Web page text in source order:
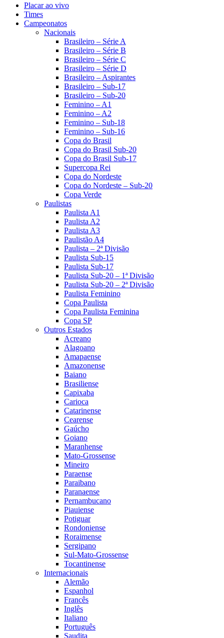
Placar ao vivo
Times
Campeonatos
Nacionais
Brasileiro – Série A
Brasileiro – Série B
Brasileiro – Série C
Brasileiro – Série D
Brasileiro – Aspirantes
Brasileiro – Sub-17
Brasileiro – Sub-20
Feminino – A1
Feminino – A2
Feminino – Sub-18
Feminino – Sub-16
Copa do Brasil
Copa do Brasil Sub-20
Copa do Brasil Sub-17
Supercopa Rei
Copa do Nordeste
Copa do Nordeste – Sub-20
Copa Verde
Paulistas
Paulista A1
Paulista A2
Paulista A3
Paulistão A4
Paulista – 2ª Divisão
Paulista Sub-15
Paulista Sub-17
Paulista Sub-20 – 1ª Divisão
Paulista Sub-20 – 2ª Divisão
Paulista Feminino
Copa Paulista
Copa Paulista Feminina
Copa SP
Outros Estados
Acreano
Alagoano
Amapaense
Amazonense
Baiano
Brasiliense
Capixaba
Carioca
Catarinense
Cearense
Gaúcho
Goiano
Maranhense
Mato-Grossense
Mineiro
Paraense
Paraibano
Paranaense
Pernambucano
Piauiense
Potiguar
Rondoniense
Roraimense
Sergipano
Sul-Mato-Grossense
Tocantinense
Internacionais
Alemão
Espanhol
Francês
Inglês
Italiano
Português
Saudita